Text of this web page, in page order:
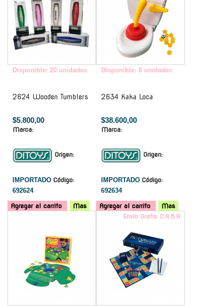
Disponible: 20 unidades
2624 Wooden Tumblers
$5.800,00
Marca:
Origen:
IMPORTADO Código:
692624
Agregar al carrito Mas
Disponible: 8 unidades
2634 Kaka Loca
$38.600,00
Marca:
Origen:
IMPORTADO Código:
692634
Agregar al carrito
Mas
Envío Gratis C.A.B.A.